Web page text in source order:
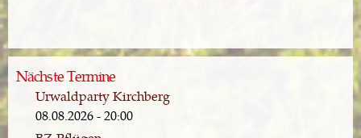
Nächste Termine
Urwaldparty Kirchberg
08.08.2026 - 20:00